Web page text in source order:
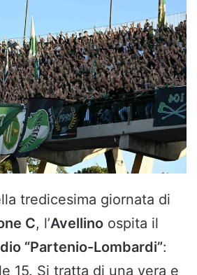
tredicesima giornata di
C, l’Avellino ospita il
“Partenio-Lombardi”:
15. Si tratta di una vera e